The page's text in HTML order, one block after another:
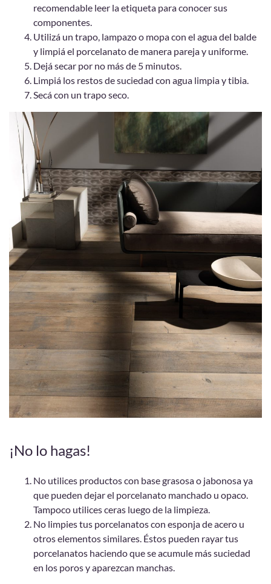
recomendable leer la etiqueta para conocer sus
componentes.
Utilizá un trapo, lampazo o mopa con el agua del balde
y limpiá el porcelanato de manera pareja y uniforme.
Dejá secar por no más de 5 minutos.
Limpiá los restos de suciedad con agua limpia y tibia.
Secá con un trapo seco.
¡No lo hagas!
No utilices productos con base grasosa o jabonosa ya
que pueden dejar el porcelanato manchado u opaco.
Tampoco utilices ceras luego de la limpieza.
No limpies tus porcelanatos con esponja de acero u
otros elementos similares. Éstos pueden rayar tus
porcelanatos haciendo que se acumule más suciedad
en los poros y aparezcan manchas.